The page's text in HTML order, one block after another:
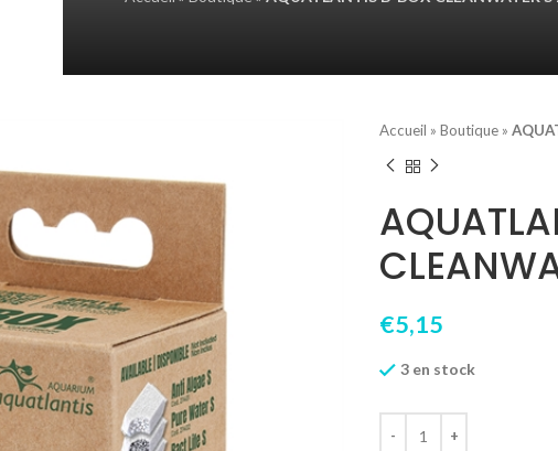
Accueil » Boutique »
€5,15
3 en stock